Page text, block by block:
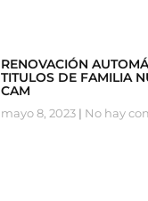
RENOVACIÓN
TITULOS DE FAMILIA
CAM
mayo 8, 2023 No hay